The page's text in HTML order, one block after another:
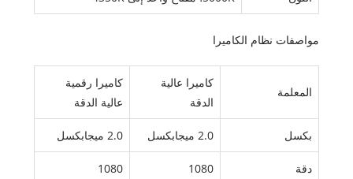
مواصفات نظام الكاميرا
المعلمة
كاميرا عالية
الدقة
كاميرا رقمية
عالية الدقة
بكسل 2.0 ميجابكسل 2.0 ميجابكسل
دقة 1080
1080